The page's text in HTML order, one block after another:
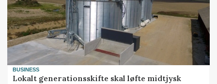
BUSINESS
Lokalt generationsskifte skal løfte midtjysk